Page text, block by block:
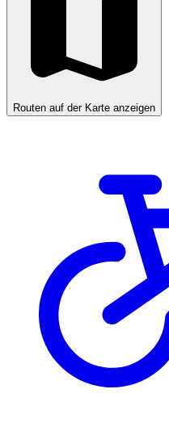
Routen auf der Karte anzeigen